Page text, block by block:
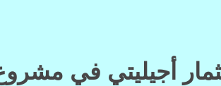
أجيليتي في